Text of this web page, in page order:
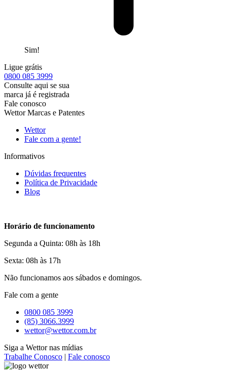
Sim!
Ligue grátis
0800 085 3999
Consulte aqui se sua
marca já é registrada
Fale conosco
Wettor Marcas e Patentes
Wettor
Fale com a gente!
Informativos
Dúvidas frequentes
Política de Privacidade
Blog
Horário de funcionamento
Segunda a Quinta: 08h às 18h
Sexta: 08h às 17h
Não funcionamos aos sábados e domingos.
Fale com a gente
0800 085 3999
(85) 3066.3999
wettor@wettor.com.br
Siga a Wettor nas mídias
Trabalhe Conosco | Fale conosco